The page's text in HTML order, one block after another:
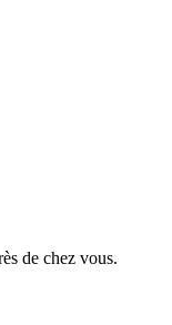
de chez vous.